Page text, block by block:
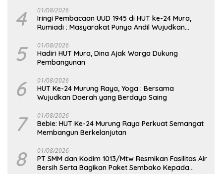
4 01/08/2026
Iringi Pembacaan UUD 1945 di HUT ke-24 Mura,
Rumiadi : Masyarakat Punya Andil Wujudkan
5 01/08/2026
Hadiri HUT Mura, Dina Ajak Warga Dukung
Pembangunan
6 01/08/2026
HUT Ke-24 Murung Raya, Yoga : Bersama
Wujudkan Daerah yang Berdaya Saing
7 01/08/2026
Bebie: HUT Ke-24 Murung Raya Perkuat Semangat
Membangun Berkelanjutan
8 01/08/2026
PT SMM dan Kodim 1013/Mtw Resmikan Fasilitas Air
Bersih Serta Bagikan Paket Sembako Kepada